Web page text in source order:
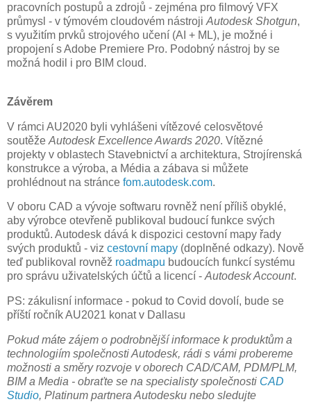
pracovních postupů a zdrojů - zejména pro filmový VFX
průmysl - v týmovém cloudovém nástroji Autodesk Shotgun,
s využitím prvků strojového učení (AI + ML), je možné i
propojení s Adobe Premiere Pro. Podobný nástroj by se
možná hodil i pro BIM cloud.
Závěrem
V rámci AU2020 byli vyhlášeni vítězové celosvětové
soutěže Autodesk Excellence Awards 2020. Vítězné
projekty v oblastech Stavebnictví a architektura, Strojírenská
konstrukce a výroba, a Média a zábava si můžete
prohlédnout na stránce fom.autodesk.com.
V oboru CAD a vývoje softwaru rovněž není příliš obyklé,
aby výrobce otevřeně publikoval budoucí funkce svých
produktů. Autodesk dává k dispozici cestovní mapy řady
svých produktů - viz cestovní mapy (doplněné odkazy). Nově
teď publikoval rovněž roadmapu budoucích funkcí systému
pro správu uživatelských účtů a licencí - Autodesk Account.
PS: zákulisní informace - pokud to Covid dovolí, bude se
příští ročník AU2021 konat v Dallasu
Pokud máte zájem o podrobnější informace k produktům a
technologiím společnosti Autodesk, rádi s vámi probereme
možnosti a směry rozvoje v oborech CAD/CAM, PDM/PLM,
BIM a Media - obraťte se na specialisty společnosti CAD
Studio, Platinum partnera Autodesku nebo sledujte